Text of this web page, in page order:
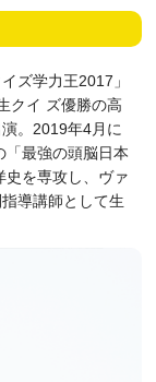
ズ学力王2017」
クイ ズ優勝の高
。2019年4月に
「最強の頭脳日本
史を専攻し、ヴァ
導講師として生